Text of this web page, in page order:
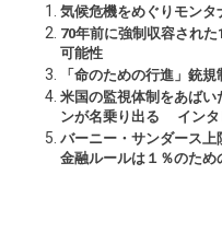
気候危機をめぐりモン
70年前に強制収容され
可能性
「命のための行進」銃
米国の監視体制をあば
ンが名乗り出る インタ
バーニー・サンダース
金融ルールは１％のため